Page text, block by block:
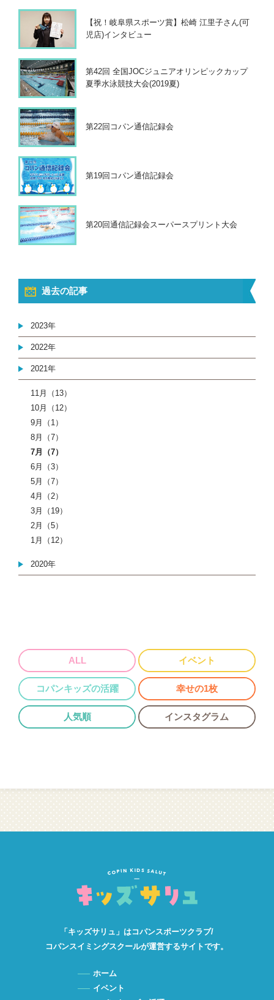
【祝！岐阜県スポーツ賞】松崎 江里子さん(可
児店)インタビュー
第42回 全国JOCジュニアオリンピックカップ
夏季水泳競技大会(2019夏)
第22回コパン通信記録会
第19回コパン通信記録会
第20回通信記録会スーパースプリント大会
過去の記事
2023年
2022年
2021年
11月（13）
10月（12）
9月（1）
8月（7）
7月（7）
6月（3）
5月（7）
4月（2）
3月（19）
2月（5）
1月（12）
2020年
ALL イベント
コパンキッズの活躍 幸せの1枚
人気順 インスタグラム
「キッズサリュ」はコパンスポーツクラブ/
コパンスイミングスクールが運営するサイトです。
ホーム
イベント